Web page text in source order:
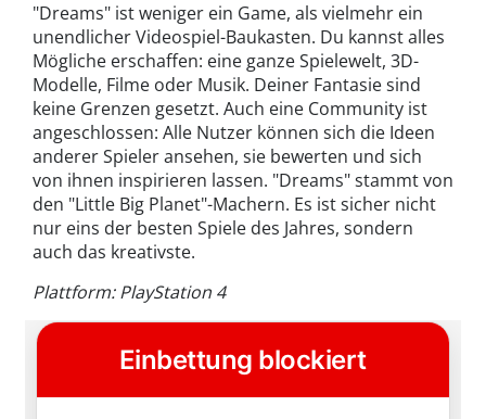
"Dreams" ist weniger ein Game, als vielmehr ein
unendlicher Videospiel-Baukasten. Du kannst alles
Mögliche erschaffen: eine ganze Spielewelt, 3D-
Modelle, Filme oder Musik. Deiner Fantasie sind
keine Grenzen gesetzt. Auch eine Community ist
angeschlossen: Alle Nutzer können sich die Ideen
anderer Spieler ansehen, sie bewerten und sich
von ihnen inspirieren lassen. "Dreams" stammt von
den "Little Big Planet"-Machern. Es ist sicher nicht
nur eins der besten Spiele des Jahres, sondern
auch das kreativste.
Plattform: PlayStation 4